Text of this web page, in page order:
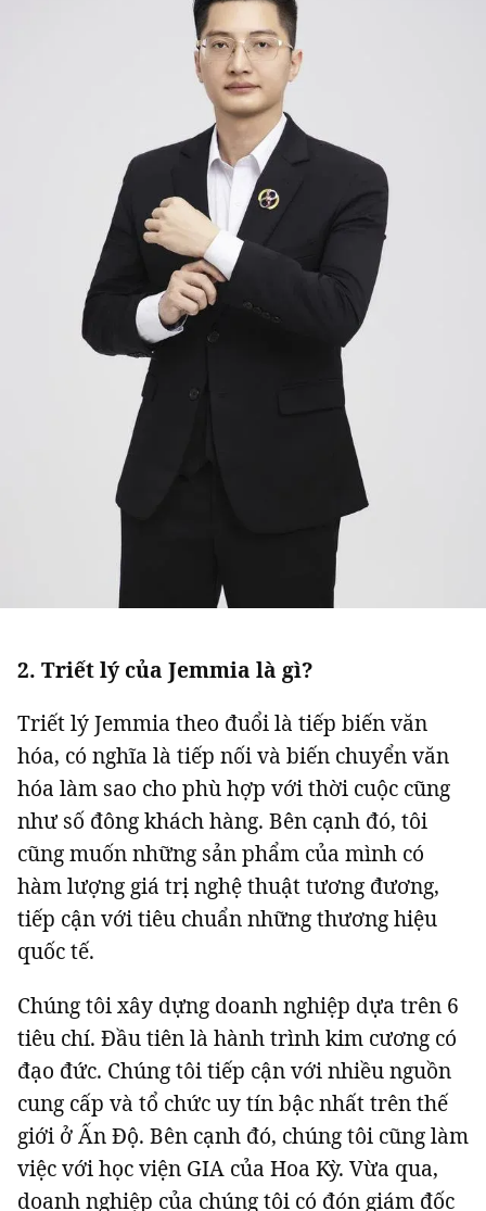
2. Triết lý của Jemmia là gì?
Triết lý Jemmia theo đuổi là tiếp biến văn
hóa, có nghĩa là tiếp nối và biến chuyển văn
hóa làm sao cho phù hợp với thời cuộc cũng
như số đông khách hàng. Bên cạnh đó, tôi
cũng muốn những sản phẩm của mình có
hàm lượng giá trị nghệ thuật tương đương,
tiếp cận với tiêu chuẩn những thương hiệu
quốc tế.
Chúng tôi xây dựng doanh nghiệp dựa trên 6
tiêu chí. Đầu tiên là hành trình kim cương có
đạo đức. Chúng tôi tiếp cận với nhiều nguồn
cung cấp và tổ chức uy tín bậc nhất trên thế
giới ở Ấn Độ. Bên cạnh đó, chúng tôi cũng làm
việc với học viện GIA của Hoa Kỳ. Vừa qua,
doanh nghiệp của chúng tôi có đón giám đốc